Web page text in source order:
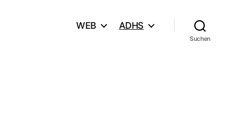
WEB ADHS
Suchen